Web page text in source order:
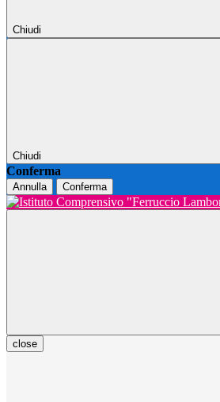
Chiudi
Chiudi
Conferma
Annulla Conferma
close